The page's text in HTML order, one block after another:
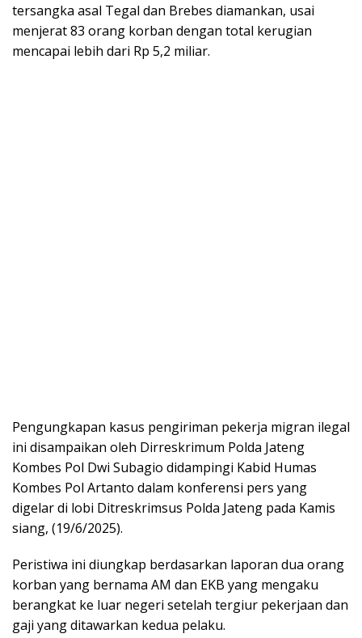
tersangka asal Tegal dan Brebes diamankan, usai
menjerat 83 orang korban dengan total kerugian
mencapai lebih dari Rp 5,2 miliar.
Pengungkapan kasus pengiriman pekerja migran ilegal
ini disampaikan oleh Dirreskrimum Polda Jateng
Kombes Pol Dwi Subagio didampingi Kabid Humas
Kombes Pol Artanto dalam konferensi pers yang
digelar di lobi Ditreskrimsus Polda Jateng pada Kamis
siang, (19/6/2025).
Peristiwa ini diungkap berdasarkan laporan dua orang
korban yang bernama AM dan EKB yang mengaku
berangkat ke luar negeri setelah tergiur pekerjaan dan
gaji yang ditawarkan kedua pelaku.